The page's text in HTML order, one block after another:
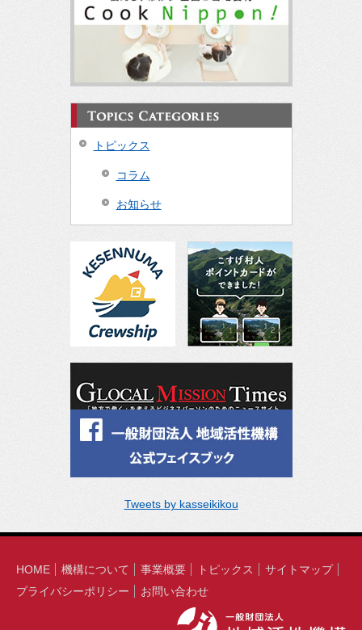
トピックス
コラム
お知らせ
Tweets by kasseikikou
HOME 機構について 事業概要 トピックス
サイトマップ
プライバシーポリシー
お問い合わせ